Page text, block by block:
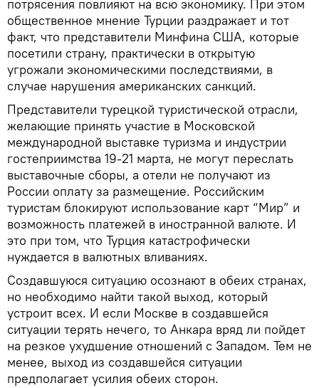
потрясения повлияют на всю экономику. При этом
общественное мнение Турции раздражает и тот
факт, что представители Минфина США, которые
посетили страну, практически в открытую
угрожали экономическими последствиями, в
случае нарушения американских санкций.
Представители турецкой туристической отрасли,
желающие принять участие в Московской
международной выставке туризма и индустрии
гостеприимства 19-21 марта, не могут переслать
выставочные сборы, а отели не получают из
России оплату за размещение. Российским
туристам блокируют использование карт “Мир” и
возможность платежей в иностранной валюте. И
это при том, что Турция катастрофически
нуждается в валютных вливаниях.
Создавшуюся ситуацию осознают в обеих странах,
но необходимо найти такой выход, который
устроит всех. И если Москве в создавшейся
ситуации терять нечего, то Анкара вряд ли пойдет
на резкое ухудшение отношений с Западом. Тем не
менее, выход из создавшейся ситуации
предполагает усилия обеих сторон.